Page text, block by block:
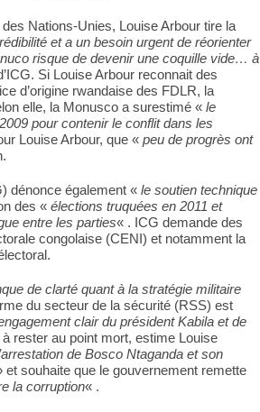
Nations-Unies, Louise Arbour tire la
et a un besoin urgent de réorienter
risque de devenir une coquille vide… à
Si Louise Arbour reconnait des
d’origine rwandaise des FDLR, la
elle, la Monusco a surestimé « le
pour contenir le conflit dans les
Louise Arbour, que « peu de progrès ont
dénonce également « le soutien technique
des « élections truquées en 2011 et
entre les parties« . ICG demande des
congolaise (CENI) et notamment la
de clarté quant à la stratégie militaire
du secteur de la sécurité (RSS) est
clair du président Kabila et de
rester au point mort, estime Louise
de Bosco Ntaganda et son
et souhaite que le gouvernement remette
la corruption« .